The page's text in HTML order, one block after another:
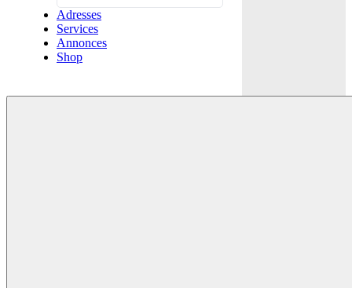
Adresses
Services
Annonces
Shop